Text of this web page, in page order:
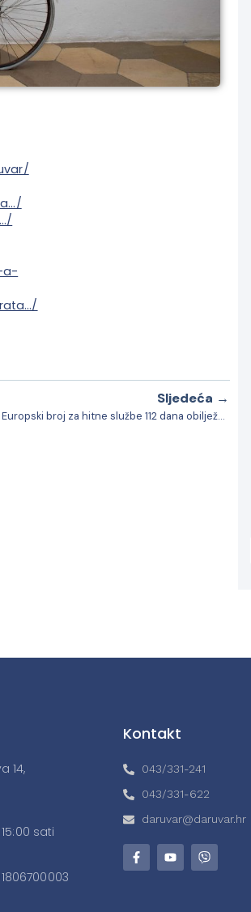
a-
Sljedeća →
Jedinstveni Europski broj za hitne službe 112 dana obilježava 31 godinu postojanja
14,
sati
Kontakt
043/331-241
043/331-622
daruvar@daruvar.hr